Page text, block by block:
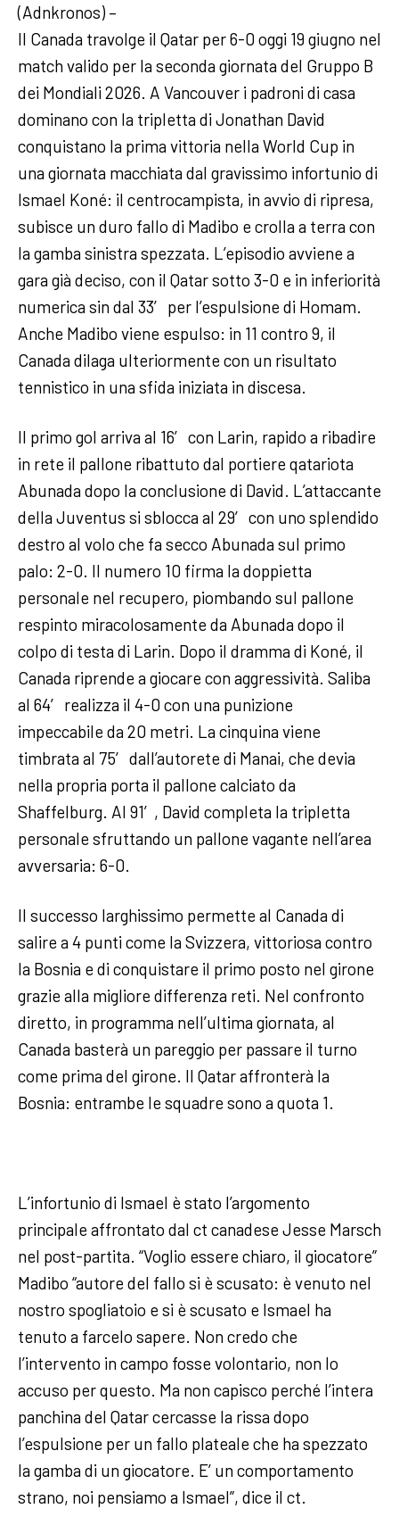
(Adnkronos) –
Il Canada travolge il Qatar per 6-0 oggi 19 giugno nel
match valido per la seconda giornata del Gruppo B
dei Mondiali 2026. A Vancouver i padroni di casa
dominano con la tripletta di Jonathan David
conquistano la prima vittoria nella World Cup in
una giornata macchiata dal gravissimo infortunio di
Ismael Koné: il centrocampista, in avvio di ripresa,
subisce un duro fallo di Madibo e crolla a terra con
la gamba sinistra spezzata. L’episodio avviene a
gara già deciso, con il Qatar sotto 3-0 e in inferiorità
numerica sin dal 33′ per l’espulsione di Homam.
Anche Madibo viene espulso: in 11 contro 9, il
Canada dilaga ulteriormente con un risultato
tennistico in una sfida iniziata in discesa.
Il primo gol arriva al 16′ con Larin, rapido a ribadire
in rete il pallone ribattuto dal portiere qatariota
Abunada dopo la conclusione di David. L’attaccante
della Juventus si sblocca al 29′ con uno splendido
destro al volo che fa secco Abunada sul primo
palo: 2-0. Il numero 10 firma la doppietta
personale nel recupero, piombando sul pallone
respinto miracolosamente da Abunada dopo il
colpo di testa di Larin. Dopo il dramma di Koné, il
Canada riprende a giocare con aggressività. Saliba
al 64′ realizza il 4-0 con una punizione
impeccabile da 20 metri. La cinquina viene
timbrata al 75′ dall’autorete di Manai, che devia
nella propria porta il pallone calciato da
Shaffelburg. Al 91′, David completa la tripletta
personale sfruttando un pallone vagante nell’area
avversaria: 6-0.
Il successo larghissimo permette al Canada di
salire a 4 punti come la Svizzera, vittoriosa contro
la Bosnia e di conquistare il primo posto nel girone
grazie alla migliore differenza reti. Nel confronto
diretto, in programma nell’ultima giornata, al
Canada basterà un pareggio per passare il turno
come prima del girone. Il Qatar affronterà la
Bosnia: entrambe le squadre sono a quota 1.
L’infortunio di Ismael è stato l’argomento
principale affrontato dal ct canadese Jesse Marsch
nel post-partita. “Voglio essere chiaro, il giocatore”
Madibo “autore del fallo si è scusato: è venuto nel
nostro spogliatoio e si è scusato e Ismael ha
tenuto a farcelo sapere. Non credo che
l’intervento in campo fosse volontario, non lo
accuso per questo. Ma non capisco perché l’intera
panchina del Qatar cercasse la rissa dopo
l’espulsione per un fallo plateale che ha spezzato
la gamba di un giocatore. E’ un comportamento
strano, noi pensiamo a Ismael”, dice il ct.